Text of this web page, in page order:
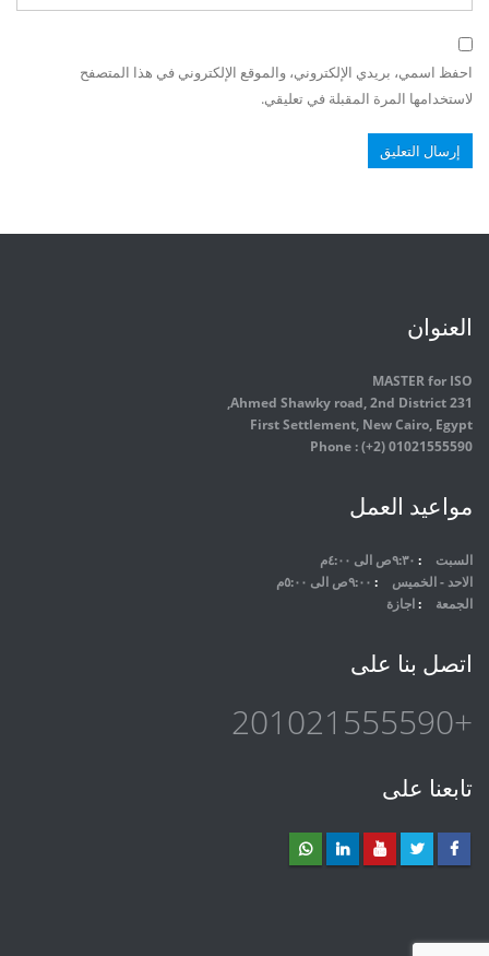
احفظ اسمي، بريدي الإلكتروني، والموقع الإلكتروني في هذا المتصفح
لاستخدامها المرة المقبلة في تعليقي.
العنوان
MASTER for ISO
231 Ahmed Shawky road, 2nd District,
First Settlement, New Cairo, Egypt
Phone : (+2) 01021555590
مواعيد العمل
السبت
الاحد - الخميس
الجمعة
اجازة
اتصل بنا على
+201021555590
تابعنا على